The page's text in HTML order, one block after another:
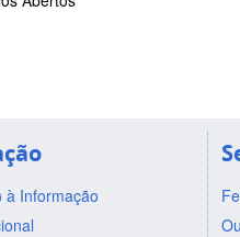
à Informação